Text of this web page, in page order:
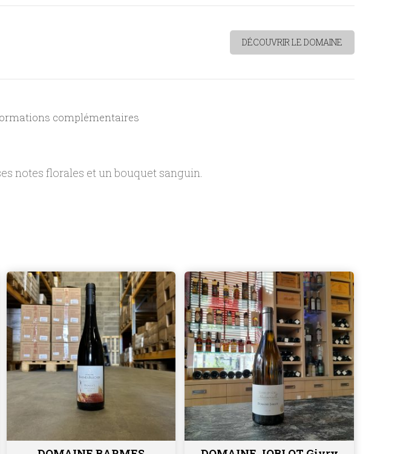
DÉCOUVRIR LE DOMAINE
complémentaires
notes florales et un bouquet sanguin.